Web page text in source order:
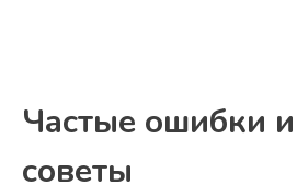
Частые ошибки
советы